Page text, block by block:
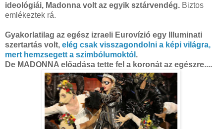
ideológiái, Madonna volt az egyik sztárvendég. Biztos
emlékeztek rá.
Gyakorlatilag az egész izraeli Eurovízió egy Illuminati
szertartás volt, elég csak visszagondolni a képi világra,
mert hemzsegett a szimbólumoktól .
De MADONNA előadása tette fel a koronát az egészre....